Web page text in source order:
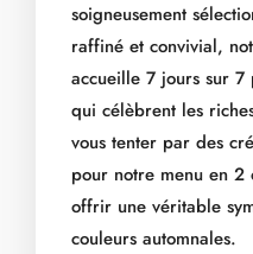
soigneusement
raffiné et convivial,
accueille 7 jours sur
qui célèbrent les
vous tenter par des
pour notre menu en 2
offrir une véritable
couleurs automnales.